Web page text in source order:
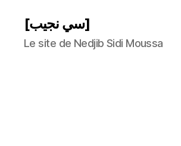
[سي نجيب]
Le site de Nedjib Sidi Moussa